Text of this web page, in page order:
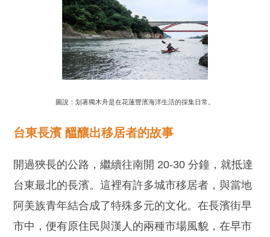
圖說：划著獨木舟是在花蓮豐濱海洋生活的採集日常。
台東長濱 醞釀出移居者的故事
開過狹長的公路，繼續往南開 20-30 分鐘，就抵達
台東最北的長濱。這裡有許多城市移居者，與當地
阿美族青年結合成了特殊多元的文化。在長濱街早
市中，便有原住民與漢人的兩種市場風貌，在早市